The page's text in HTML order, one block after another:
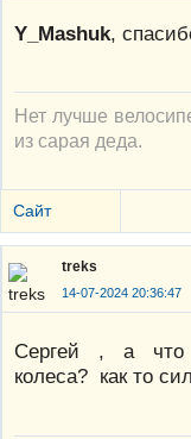
Y_Mashuk,
Нет лучше
из сарая деда.
Сайт
treks
14-07-2024 20:36:47
Сергей , а что
колеса? как то